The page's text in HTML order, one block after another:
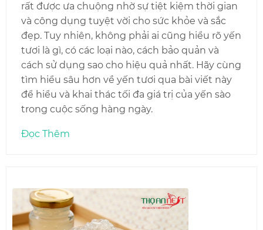
rất được ưa chuộng nhờ sự tiệt kiệm thời gian
và công dụng tuyệt vời cho sức khỏe và sắc
đẹp. Tuy nhiên, không phải ai cũng hiểu rõ yến
tươi là gì, có các loại nào, cách bảo quản và
cách sử dụng sao cho hiệu quả nhất. Hãy cùng
tìm hiểu sâu hơn về yến tươi qua bài viết này
để hiểu và khai thác tối đa giá trị của yến sào
trong cuộc sống hàng ngày.
Đọc Thêm